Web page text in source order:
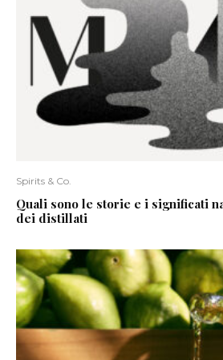
Spirits & Co.
Quali sono le storie e i significati
dei distillati